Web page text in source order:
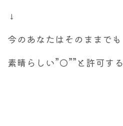
↓
今のあなたはそのままでも
素晴らしい”◯””と許可する